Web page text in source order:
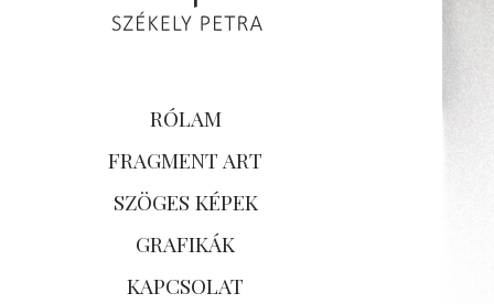
RÓLAM
FRAGMENT ART
SZÖGES KÉPEK
GRAFIKÁK
KAPCSOLAT